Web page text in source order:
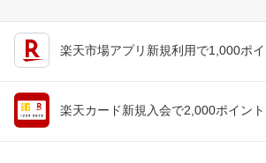
楽天市場アプリ新規利用で1,000ポイ
楽天カード新規入会で2,000ポイント